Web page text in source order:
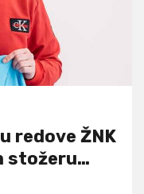
redove ŽNK
stožeru…